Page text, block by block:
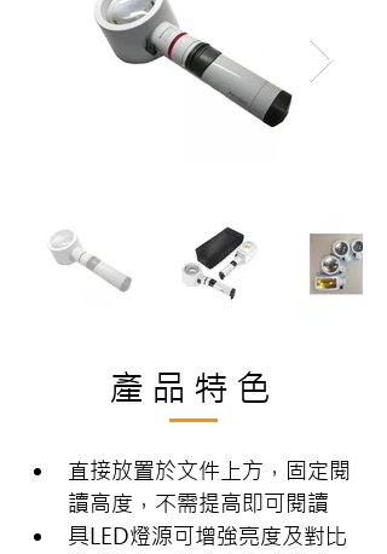
產品特色
直接放置於文件上方，固定閱
讀高度，不需提高即可閱讀
具LED燈源可增強亮度及對比